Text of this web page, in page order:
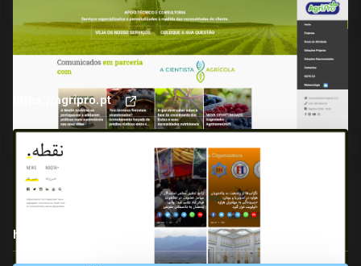
Widget
Create Widget
https://agripro.pt
Wall
Widget
https://noqta.news